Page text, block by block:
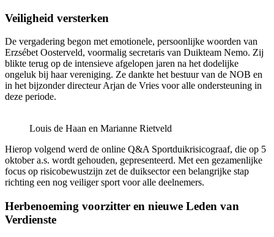
Veiligheid versterken
De vergadering begon met emotionele, persoonlijke woorden van
Erzsébet Oosterveld, voormalig secretaris van Duikteam Nemo. Zij
blikte terug op de intensieve afgelopen jaren na het dodelijke
ongeluk bij haar vereniging. Ze dankte het bestuur van de NOB en
in het bijzonder directeur Arjan de Vries voor alle ondersteuning in
deze periode.
Louis de Haan en Marianne Rietveld
Hierop volgend werd de online Q&A Sportduikrisicograaf, die op 5
oktober a.s. wordt gehouden, gepresenteerd. Met een gezamenlijke
focus op risicobewustzijn zet de duiksector een belangrijke stap
richting een nog veiliger sport voor alle deelnemers.
Herbenoeming voorzitter en nieuwe Leden van
Verdienste